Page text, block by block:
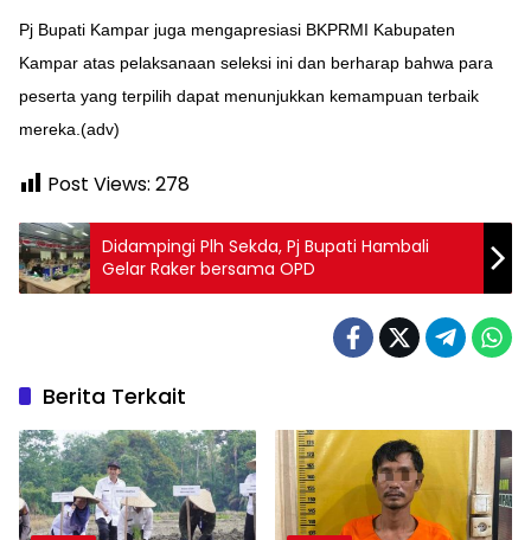
Pj Bupati Kampar juga mengapresiasi BKPRMI Kabupaten
Kampar atas pelaksanaan seleksi ini dan berharap bahwa para
peserta yang terpilih dapat menunjukkan kemampuan terbaik
mereka.(adv)
Post Views: 278
Didampingi Plh Sekda, Pj Bupati Hambali
Gelar Raker bersama OPD
Berita Terkait